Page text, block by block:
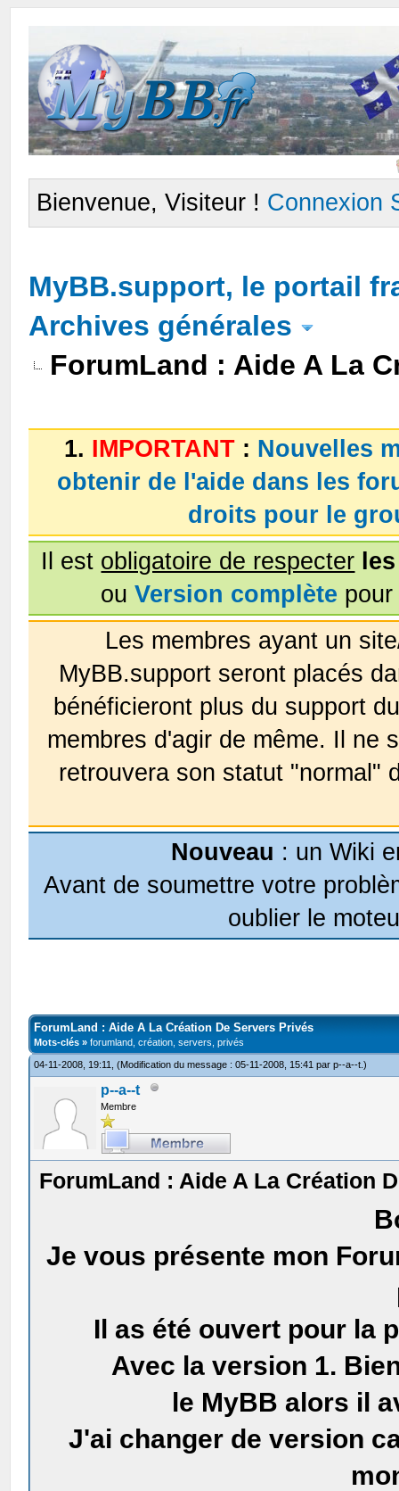
Bienvenue, Visiteur ! Connexion
MyBB.support, le portail
Archives générales
ForumLand : Aide A La
1. IMPORTANT : Nouvelles
obtenir de l'aide dans les
droits pour le
Il est obligatoire de respecter
ouVersion complète
Les membres ayant un
MyBB.support seront placés
bénéficieront plus du support
membres d'agir de même. Il ne
retrouvera son statut "normal"
Nouveau : un Wiki
Avant de soumettre votre
oublier le
ForumLand : Aide A La Création De Servers Privés
Mots-clés »forumland, création, servers, privés
04-11-2008, 19:11,(Modification du message : 05-11-2008, 15:41 parp--a--t .)
p--a--t
Membre
ForumLand : Aide A La Création
Je vous présente mon
Il as été ouvert pour la
Avec la version 1.
le MyBB alors il
J'ai changer de version